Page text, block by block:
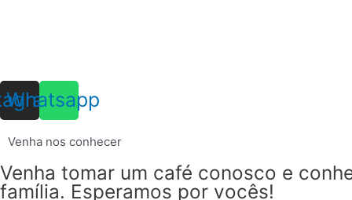
Whatsapp
Venha nos conhecer
Venha tomar um café conosco e
família. Esperamos por vocês!